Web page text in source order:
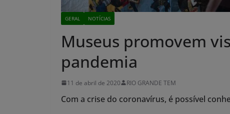
GERAL NOTÍCIAS
Museus promovem
pandemia
11 de abril de 2020 RIO GRANDE TEM
Com a crise do coronavírus, é possível